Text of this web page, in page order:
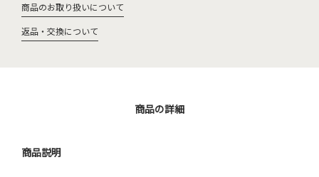
商品のお取り扱いについて
返品・交換について
商品の詳細
商品説明